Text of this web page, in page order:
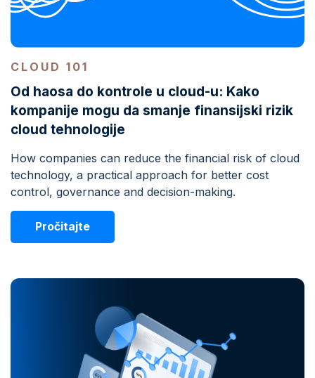
CLOUD 101
Od haosa do kontrole u cloud-u: Kako
kompanije mogu da smanje finansijski rizik
cloud tehnologije
How companies can reduce the financial risk of cloud
technology, a practical approach for better cost
control, governance and decision-making.
Pročitajte